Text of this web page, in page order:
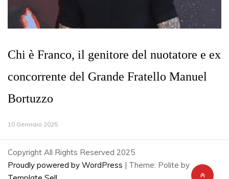
Chi è Franco, il genitore del nuotatore e ex
concorrente del Grande Fratello Manuel
Bortuzzo
10 Gennaio 2025
Copyright All Rights Reserved 2025
Proudly powered by WordPress | Theme: Polite by